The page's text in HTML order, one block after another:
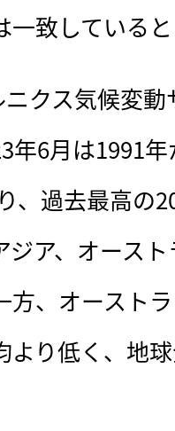
一致している
クス気候変
年6月は1991
、過去最高の
ジア、オース
方、オースト
より低く、地